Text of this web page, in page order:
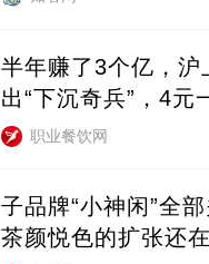
半年赚了3个亿，沪
出“下沉奇兵”，4元
雪冰城腹地
职业餐饮网
子品牌“小神闲”全
茶颜悦色的扩张还